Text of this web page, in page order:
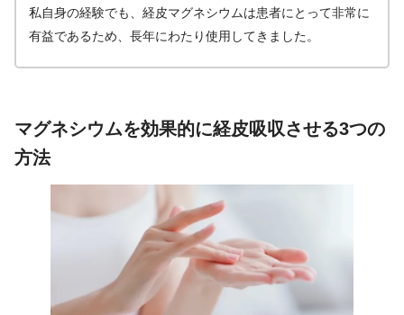
私自身の経験でも、経皮マグネシウムは患者にとって非常に
有益であるため、長年にわたり使用してきました。
マグネシウムを効果的に経皮吸収させる3つの
方法